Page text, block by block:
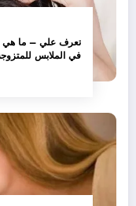
تعرف علي – ما هي
في الملابس